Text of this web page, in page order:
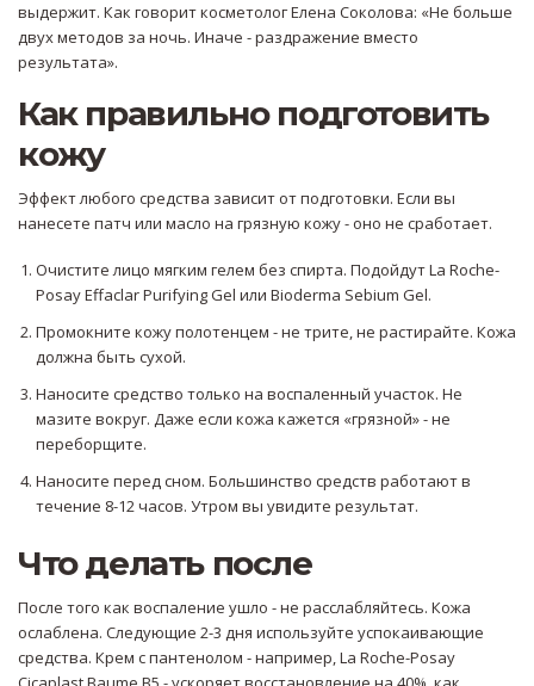
выдержит. Как говорит косметолог Елена Соколова: «Не больше
двух методов за ночь. Иначе - раздражение вместо
результата».
Как правильно подготовить
кожу
Эффект любого средства зависит от подготовки. Если вы
нанесете патч или масло на грязную кожу - оно не сработает.
Очистите лицо мягким гелем без спирта. Подойдут La Roche-
Posay Effaclar Purifying Gel или Bioderma Sebium Gel.
Промокните кожу полотенцем - не трите, не растирайте. Кожа
должна быть сухой.
Наносите средство только на воспаленный участок. Не
мазите вокруг. Даже если кожа кажется «грязной» - не
переборщите.
Наносите перед сном. Большинство средств работают в
течение 8-12 часов. Утром вы увидите результат.
Что делать после
После того как воспаление ушло - не расслабляйтесь. Кожа
ослаблена. Следующие 2-3 дня используйте успокаивающие
средства. Крем с пантенолом - например, La Roche-Posay